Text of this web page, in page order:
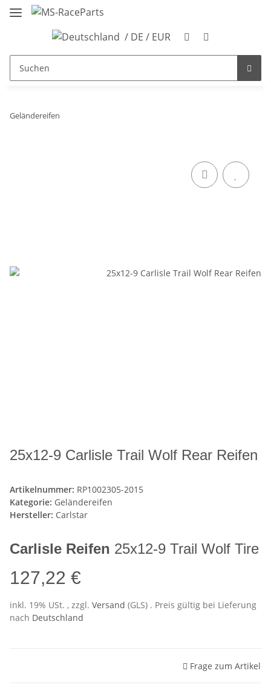
/ DE / EUR
Geländereifen
25x12-9 Carlisle Trail Wolf Rear Reifen
Artikelnummer: RP1002305-2015
Kategorie: Geländereifen
Hersteller: Carlstar
Carlisle Reifen 25x12-9 Trail Wolf Tire
127,22 €
inkl. 19% USt. , zzgl. Versand (GLS) . Preis gültig bei Lieferung
nach Deutschland
Frage zum Artikel